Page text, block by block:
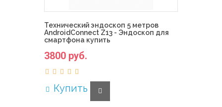
Технический эндоскоп 5 метров
AndroidConnect Z13 - Эндоскоп для
смартфона купить
3800 руб.
Купить